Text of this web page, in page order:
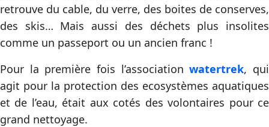
retrouve du cable, du verre, des boites de conserves,
des skis… Mais aussi des déchets plus insolites
comme un passeport ou un ancien franc !
Pour la première fois l’associationwatertrek, qui
agit pour la protection des ecosystèmes aquatiques
et de l’eau, était aux cotés des volontaires pour ce
grand nettoyage.